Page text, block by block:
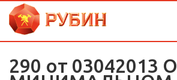
290 от 03042013 О